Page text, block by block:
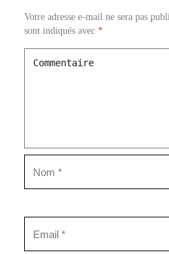
Votre adresse e-mail ne sera pas
sont indiqués avec *